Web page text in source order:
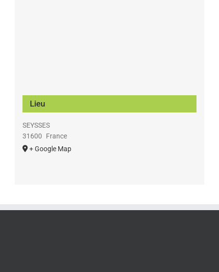
Lieu
SEYSSES
31600
France
+ Google Map